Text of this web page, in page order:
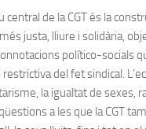
central de la CGT és la
justa, lliure i solidària,
político-socials
del fet sindical.
la igualtat de sexes,
a les que la CGT